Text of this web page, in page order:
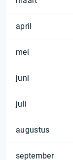
april
mei
juni
juli
augustus
september